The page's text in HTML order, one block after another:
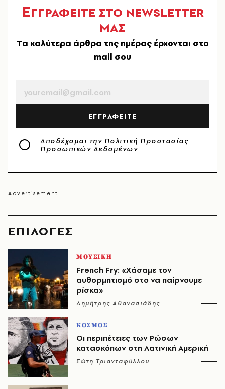
EΠΙΛΟΓΈΣ
ΜΟΥΣΙΚΗ
French Fry: «Χάσαμε τον
αυθορμητισμό στο να παίρνουμε
ρίσκα»
Δημήτρης Αθανασιάδης
ΚΟΣΜΟΣ
Οι περιπέτειες των Ρώσων
κατασκόπων στη Λατινική Αμερική
Σώτη Τριανταφύλλου
ΕΓΓΡΑΦΕΙΤΕ ΣΤΟ NEWSLETTER
ΜΑΣ
Tα καλύτερα άρθρα της ημέρας έρχονται στο
mail σου
ΕΓΓΡΑΦΕΙΤΕ
Αποδέχομαι την Πολιτική Προστασίας
Προσωπικών Δεδομένων